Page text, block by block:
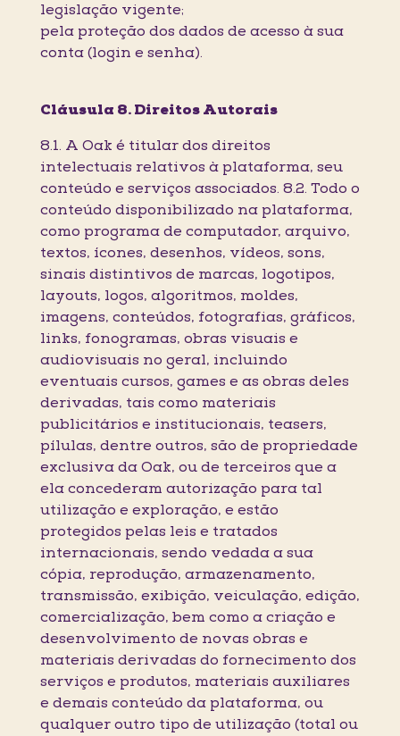
legislação vigente;
pela proteção dos dados de acesso à sua
conta (login e senha).
Cláusula 8. Direitos Autorais
8.1. A Oak é titular dos direitos
intelectuais relativos à plataforma, seu
conteúdo e serviços associados. 8.2. Todo o
conteúdo disponibilizado na plataforma,
como programa de computador, arquivo,
textos, ícones, desenhos, vídeos, sons,
sinais distintivos de marcas, logotipos,
layouts, logos, algoritmos, moldes,
imagens, conteúdos, fotografias, gráficos,
links, fonogramas, obras visuais e
audiovisuais no geral, incluindo
eventuais cursos, games e as obras deles
derivadas, tais como materiais
publicitários e institucionais, teasers,
pílulas, dentre outros, são de propriedade
exclusiva da Oak, ou de terceiros que a
ela concederam autorização para tal
utilização e exploração, e estão
protegidos pelas leis e tratados
internacionais, sendo vedada a sua
cópia, reprodução, armazenamento,
transmissão, exibição, veiculação, edição,
comercialização, bem como a criação e
desenvolvimento de novas obras e
materiais derivadas do fornecimento dos
serviços e produtos, materiais auxiliares
e demais conteúdo da plataforma, ou
qualquer outro tipo de utilização (total ou